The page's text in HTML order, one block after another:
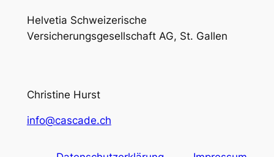
Helvetia Schweizerische
Versicherungsgesellschaft AG, St. Gallen
Christine Hurst
info@cascade.ch